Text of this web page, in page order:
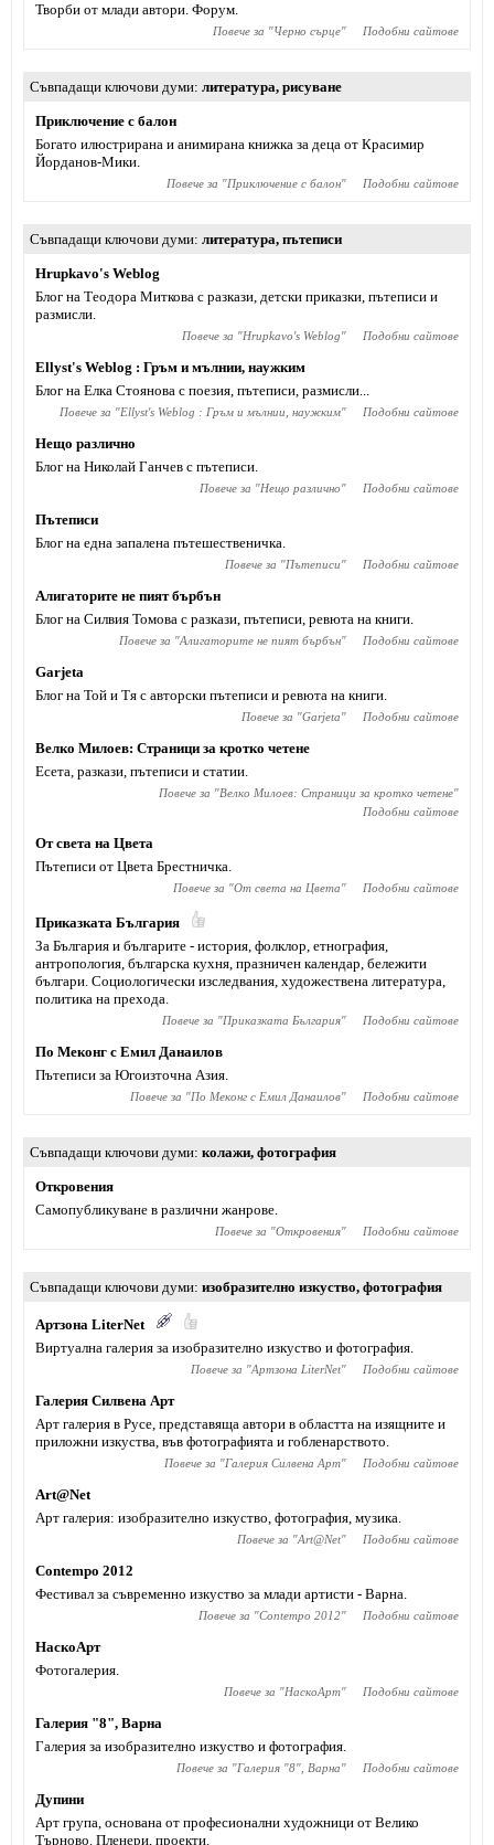
Творби от млади автори. Форум.
Повече за "Черно сърце" Подобни сайтове
Съвпадащи ключови думи литература, рисуване
Приключение с балон
Богато илюстрирана и анимирана книжка за деца от Красимир
Йорданов-Мики.
Повече за "Приключение с балон" Подобни сайтове
Съвпадащи ключови думи литература, пътеписи
Hrupkavo's Weblog
Блог на Теодора Миткова с разкази, детски приказки, пътеписи и
размисли.
Повече за "Hrupkavo's Weblog" Подобни сайтове
Ellyst's Weblog : Гръм и мълнии, наужким
Блог на Елка Стоянова с поезия, пътеписи, размисли...
Повече за "Ellyst's Weblog : Гръм и мълнии, наужким" Подобни сайтове
Нещо различно
Блог на Николай Ганчев с пътеписи.
Повече за "Нещо различно" Подобни сайтове
Пътеписи
Блог на една запалена пътешественичка.
Повече за "Пътеписи" Подобни сайтове
Алигаторите не пият бърбън
Блог на Силвия Томова с разкази, пътеписи, ревюта на книги.
Повече за "Алигаторите не пият бърбън" Подобни сайтове
Garjeta
Блог на Той и Тя с авторски пътеписи и ревюта на книги.
Повече за "Garjeta" Подобни сайтове
Велко Милоев: Страници за кротко четене
Есета, разкази, пътеписи и статии.
Повече за "Велко Милоев: Страници за кротко четене"
Подобни сайтове
От света на Цвета
Пътеписи от Цвета Брестничка.
Повече за "От света на Цвета" Подобни сайтове
Приказката България
За България и българите - история, фолклор, етнография,
антропология, българска кухня, празничен календар, бележити
българи. Социологически изследвания, художествена литература,
политика на прехода.
Повече за "Приказката България" Подобни сайтове
По Меконг с Емил Данаилов
Пътеписи за Югоизточна Азия.
Повече за "По Меконг с Емил Данаилов" Подобни сайтове
Съвпадащи ключови думи колажи, фотография
Откровения
Самопубликуване в различни жанрове.
Повече за "Откровения" Подобни сайтове
Съвпадащи ключови думи изобразително изкуство, фотография
Артзона LiterNet
Виртуална галерия за изобразително изкуство и фотография.
Повече за "Артзона LiterNet" Подобни сайтове
Галерия Силвена Арт
Арт галерия в Русе, представяща автори в областта на изящните и
приложни изкуства, във фотографията и гобленарството.
Повече за "Галерия Силвена Арт" Подобни сайтове
Art@Net
Арт галерия: изобразително изкуство, фотография, музика.
Повече за "Art@Net" Подобни сайтове
Contempo 2012
Фестивал за съвременно изкуство за млади артисти - Варна.
Повече за "Contempo 2012" Подобни сайтове
НаскоАрт
Фотогалерия.
Повече за "НаскоАрт" Подобни сайтове
Галерия "8", Варна
Галерия за изобразително изкуство и фотография.
Повече за "Галерия "8", Варна" Подобни сайтове
Дупини
Арт група, основана от професионални художници от Велико
Търново. Пленери, проекти.